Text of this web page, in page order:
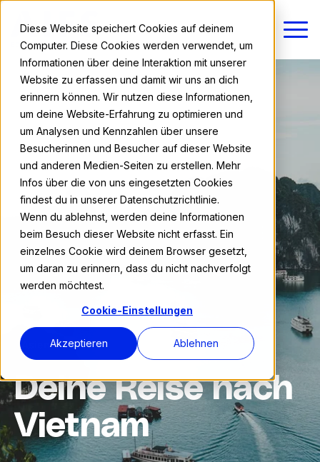
Diese Website speichert Cookies auf deinem
Computer. Diese Cookies werden verwendet, um
Informationen über deine Interaktion mit unserer
Website zu erfassen und damit wir uns an dich
erinnern können. Wir nutzen diese Informationen,
um deine Website-Erfahrung zu optimieren und
um Analysen und Kennzahlen über unsere
Besucherinnen und Besucher auf dieser Website
und anderen Medien-Seiten zu erstellen. Mehr
Infos über die von uns eingesetzten Cookies
findest du in unserer Datenschutzrichtlinie.
Wenn du ablehnst, werden deine Informationen
beim Besuch dieser Website nicht erfasst. Ein
einzelnes Cookie wird deinem Browser gesetzt,
um daran zu erinnern, dass du nicht nachverfolgt
werden möchtest.
Cookie-Einstellungen
Akzeptieren Ablehnen
Deine Reise nach
Vietnam